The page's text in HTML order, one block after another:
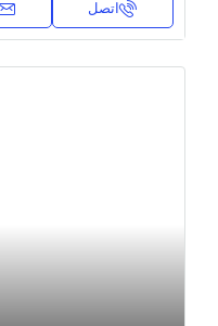
اتصل